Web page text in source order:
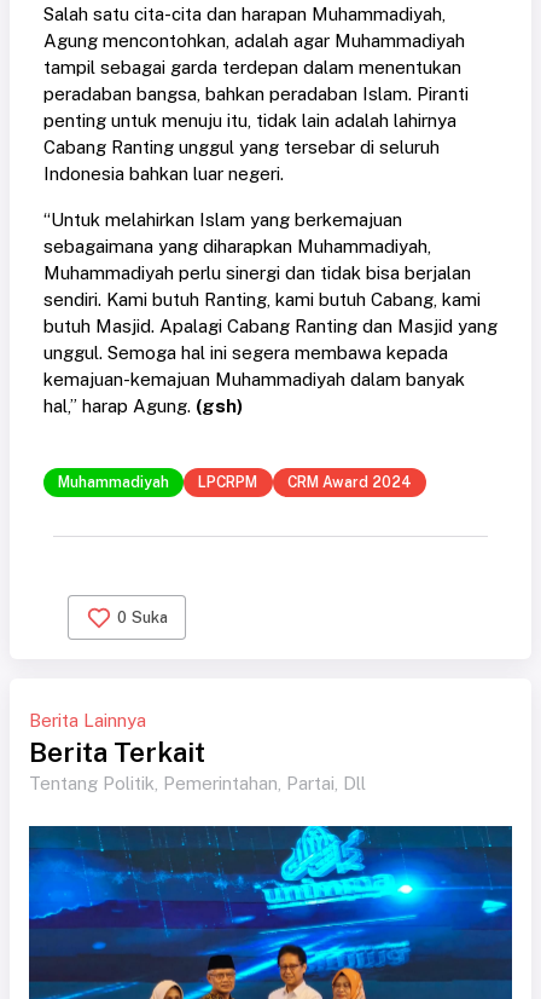
Salah satu cita-cita dan harapan Muhammadiyah,
Agung mencontohkan, adalah agar Muhammadiyah
tampil sebagai garda terdepan dalam menentukan
peradaban bangsa, bahkan peradaban Islam. Piranti
penting untuk menuju itu, tidak lain adalah lahirnya
Cabang Ranting unggul yang tersebar di seluruh
Indonesia bahkan luar negeri.
“Untuk melahirkan Islam yang berkemajuan
sebagaimana yang diharapkan Muhammadiyah,
Muhammadiyah perlu sinergi dan tidak bisa berjalan
sendiri. Kami butuh Ranting, kami butuh Cabang, kami
butuh Masjid. Apalagi Cabang Ranting dan Masjid yang
unggul. Semoga hal ini segera membawa kepada
kemajuan-kemajuan Muhammadiyah dalam banyak
hal,” harap Agung. (gsh)
Muhammadiyah LPCRPM CRM Award 2024
0 Suka
Berita Lainnya
Berita Terkait
Tentang Politik, Pemerintahan, Partai, Dll